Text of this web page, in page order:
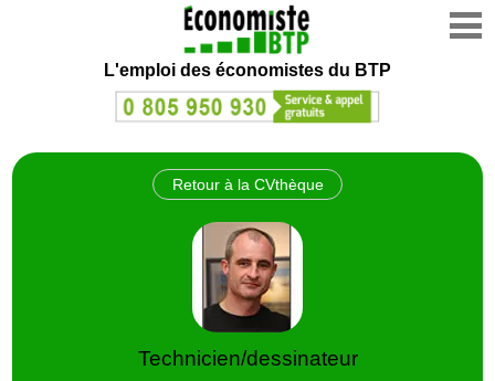
L'emploi des économistes du BTP
Retour à la CVthèque
Technicien/dessinateur